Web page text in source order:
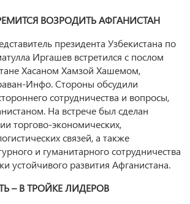
ВОЗРОДИТЬ АФГАНИСТАН
президента Узбекистана по
Иргашев встретился с послом
Хасаном Хамзой Хашемом,
Инфо. Стороны обсудили
сотрудничества и вопросы,
На встрече был сделан
торгово-экономических,
связей, а также
и гуманитарного сотрудничества
устойчивого развития Афганистана.
– В ТРОЙКЕ ЛИДЕРОВ